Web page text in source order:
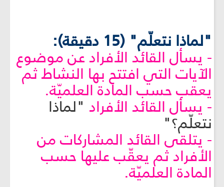
"لماذا نتعلّم" (15 دقيقة):
- يسأل القائد الأفراد عن موضوع
الآيات التي افتتح بها النشاط ثم
يعقب حسب المادة العلميّة.
- يسأل القائد الأفراد "لماذا
نتعلّم؟"
- يتلقى القائد المشاركات من
الأفراد ثم يعقّب عليها حسب
المادة العلميّة.